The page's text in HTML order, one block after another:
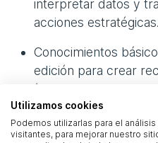
interpretar datos y
acciones estratégicas.
Conocimientos
edición para crear
(Canva o Adobe
Valor añadido:
video, incluyendo la
Utilizamos cookies
Podemos utilizarlas para el
visitantes, para mejorar nuestro